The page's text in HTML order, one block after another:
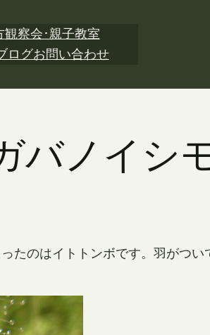
観察会･親子教室
ログお問い合わせ
バノイシ
たのはイトトンボです。羽がつ